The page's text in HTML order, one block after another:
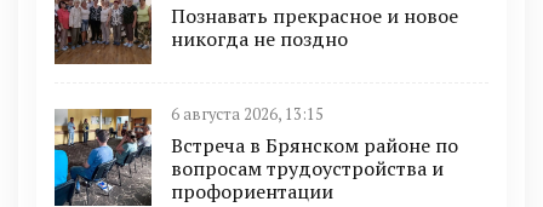
Познавать прекрасное и новое
никогда не поздно
6 августа 2026, 13:15
Встреча в Брянском районе по
вопросам трудоустройства и
профориентации